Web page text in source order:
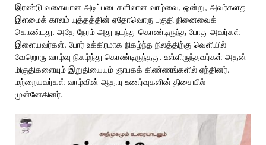
இரண்டு வகையான அடிப்படைகளிலான வாழ்வை, ஒன்று, அவர்களது
இளமைக் காலம் யுத்தத்தின் ஏதோவொரு பகுதி நினைவைக்
கொண்டது. அதே நேரம் அது நடந்து கொண்டிருந்த போது அவர்கள்
இளையவர்கள். போர் உக்கிரமாக நிகழ்ந்த நிலத்திற்கு வெளியில்
வேறொரு வாழ்வு நிகழ்ந்து கொண்டிருந்தது. உள்ளிருந்தவர்கள் அதன்
மிகுதிகளையும் இறுதியையும் ஞாபகக் கிண்ணங்களில் ஏந்தினர்.
மற்றையவர்கள் வாழ்வின் ஆதார உணர்வுகளின் திசையில்
முன்னேகினர்.